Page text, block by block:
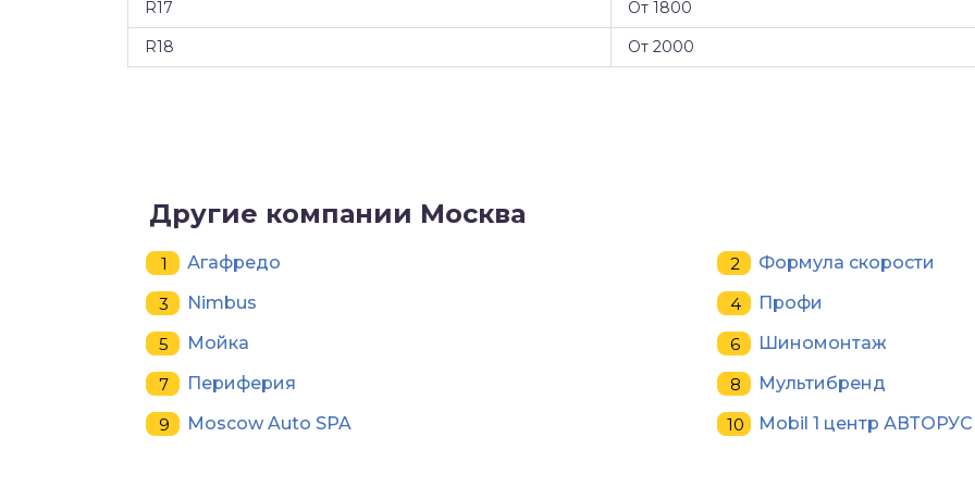
R17
От 1800
R18
От 2000
Другие компании Москва
Агафредо
Формула скорости
Nimbus
Профи
Мойка
Шиномонтаж
Периферия
Мультибренд
Moscow Auto SPA
Mobil 1 центр